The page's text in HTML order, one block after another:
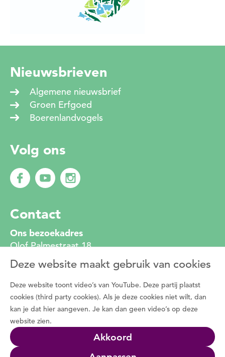
Deze website maakt gebruik van cookies
Deze website toont video’s van YouTube. Deze partij plaatst
cookies (third party cookies). Als je deze cookies niet wilt, dan
kan je dat hier aangeven. Je kan dan geen video’s op deze
website zien.
Akkoord
Nieuwsbrieven
Algemene nieuwsbrief
Groen Erfgoed
Boerenlandvogels
Volg ons
Contact
Ons bezoekadres
Olof Palmestraat 18
2616 LR Delft
010 272 2222
info@degroenemotorzh.nl
Wat is De Groene Motor
Duizenden vrijwilligers zetten zich dagelijks in
voor de natuur, het groen in de buurt en de
natuurbeleving met bewoners. Programma De
Groene Motor faciliteert deze vrijwilligers.